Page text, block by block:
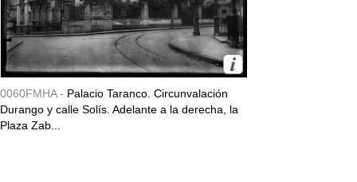
0060FMHA - Palacio Taranco. Circunvalación
Durango y calle Solís. Adelante a la derecha, la
Plaza Zab...